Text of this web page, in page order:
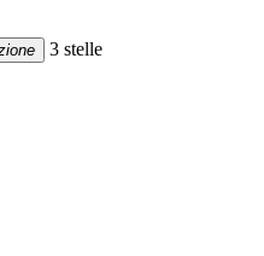
3 stelle